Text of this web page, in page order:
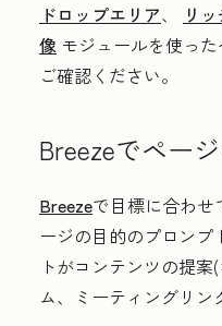
ドロップエリア、 リ
像 モジュールを使っ
ご確認ください。
Breezeでペー
Breezeで目標に合わせ
ージの目的のプロン
トがコンテンツの提
ム、ミーティングリン